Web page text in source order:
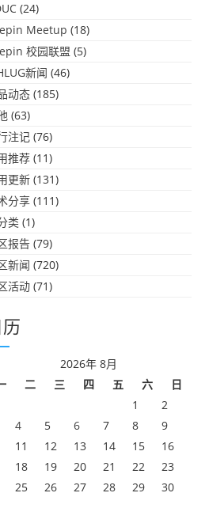
(24)
Meetup (18)
校园联盟 (5)
新闻 (46)
动态 (185)
(63)
注记 (76)
推荐 (11)
更新 (131)
分享 (111)
类 (1)
报告 (79)
新闻 (720)
活动 (71)
历
2026年 8月
二 三 四 五 六
日
1
2
4 5 6 7 8
9
11 12 13 14 15
16
18 19 20 21 22
23
25 26 27 28 29
30